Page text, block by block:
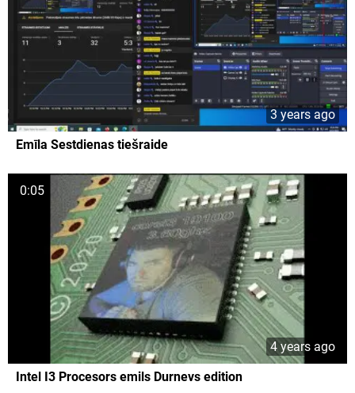
3 years ago
Emīla Sestdienas tiešraide
0:05
4 years ago
Intel I3 Procesors emils Durnevs edition